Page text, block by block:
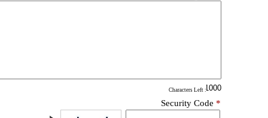
: Characters Left
Security Code *